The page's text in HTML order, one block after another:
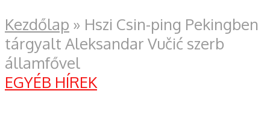
Kezdőlap » Hszi Csin-ping Pekingben
tárgyalt Aleksandar Vučić szerb
államfővel
EGYÉB HÍREK